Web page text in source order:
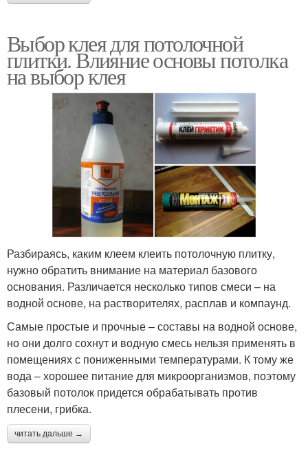
Выбор клея для потолочной
плитки. Влияние основы потолка
на выбор клея
Разбираясь, каким клеем клеить потолочную плитку,
нужно обратить внимание на материал базового
основания. Различается несколько типов смеси – на
водной основе, на растворителях, расплав и компаунд.
Самые простые и прочные – составы на водной основе,
но они долго сохнут и водную смесь нельзя применять в
помещениях с пониженными температурами. К тому же
вода – хорошее питание для микроорганизмов, поэтому
базовый потолок придется обрабатывать против
плесени, грибка.
читать дальше →